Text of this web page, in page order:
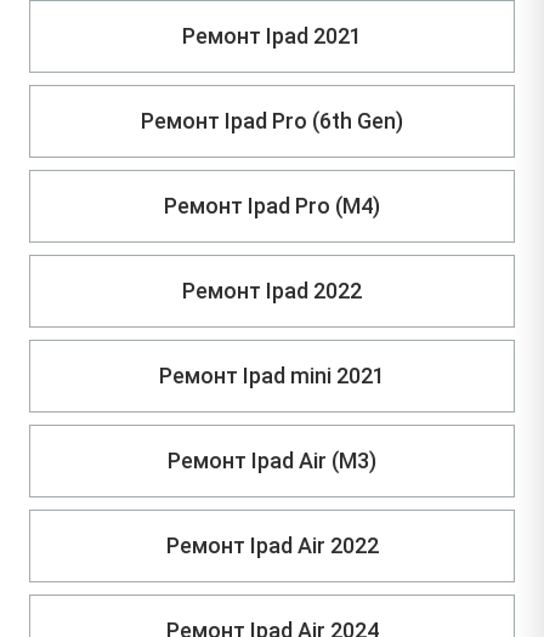
Ремонт Ipad 2021
Ремонт Ipad Pro (6th Gen)
Ремонт Ipad Pro (M4)
Ремонт Ipad 2022
Ремонт Ipad mini 2021
Ремонт Ipad Air (M3)
Ремонт Ipad Air 2022
Ремонт Ipad Air 2024